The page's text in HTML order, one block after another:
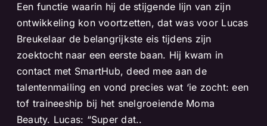
Een functie waarin hij de stijgende lijn van zijn
ontwikkeling kon voortzetten, dat was voor Lucas
Breukelaar de belangrijkste eis tijdens zijn
zoektocht naar een eerste baan. Hij kwam in
contact met SmartHub, deed mee aan de
talentenmailing en vond precies wat ‘ie zocht: een
tof traineeship bij het snelgroeiende Moma
Beauty. Lucas: “Super dat..